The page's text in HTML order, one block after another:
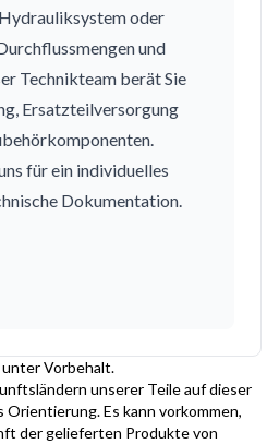
oder
und
Technikteam berät Sie
Ersatzteilversorgung
für ein individuelles
Dokumentation.
Vorbehalt.
unserer Teile auf dieser
Es kann vorkommen,
der gelieferten Produkte von